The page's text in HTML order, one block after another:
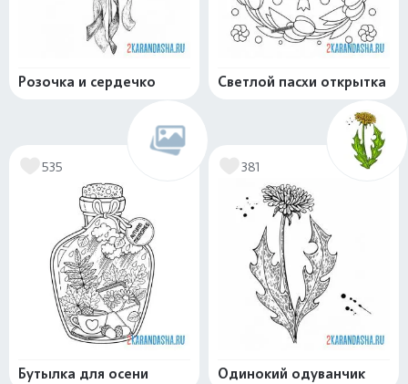
Розочка и сердечко Светлой пасхи открытка
535
Бутылка для осени
381
Одинокий одуванчик